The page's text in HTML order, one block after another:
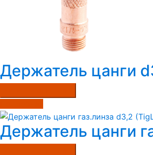
Держатель цанги
Держатель цанги